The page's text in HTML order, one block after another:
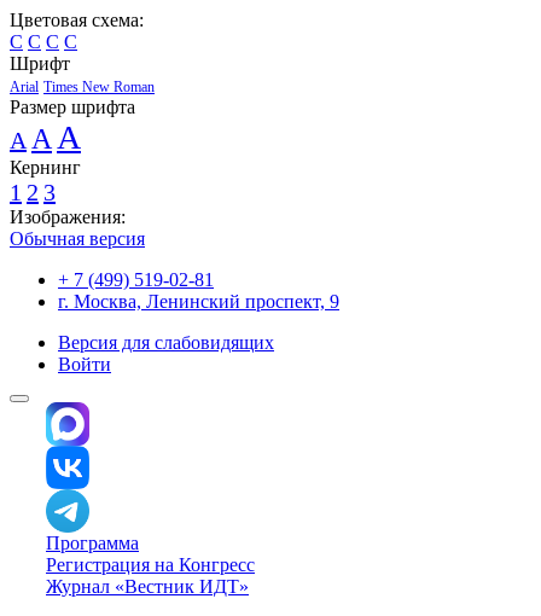
Цветовая схема:
C C C C
Шрифт
Arial Times New Roman
Размер шрифта
A A A
Кернинг
1 2 3
Изображения:
Обычная версия
+ 7 (499) 519-02-81
г. Москва, Ленинский проспект, 9
Версия для слабовидящих
Войти
Программа
Регистрация на Конгресс
Журнал «Вестник ИДТ»